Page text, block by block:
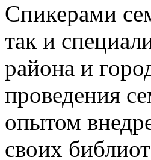
Спикерами
так и
района и
проведения
опытом
своих